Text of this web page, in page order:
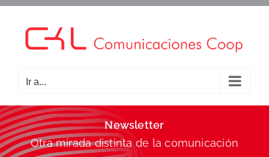
contenido
Ir a...
Newsletter
Otra mirada distinta de la comunicación